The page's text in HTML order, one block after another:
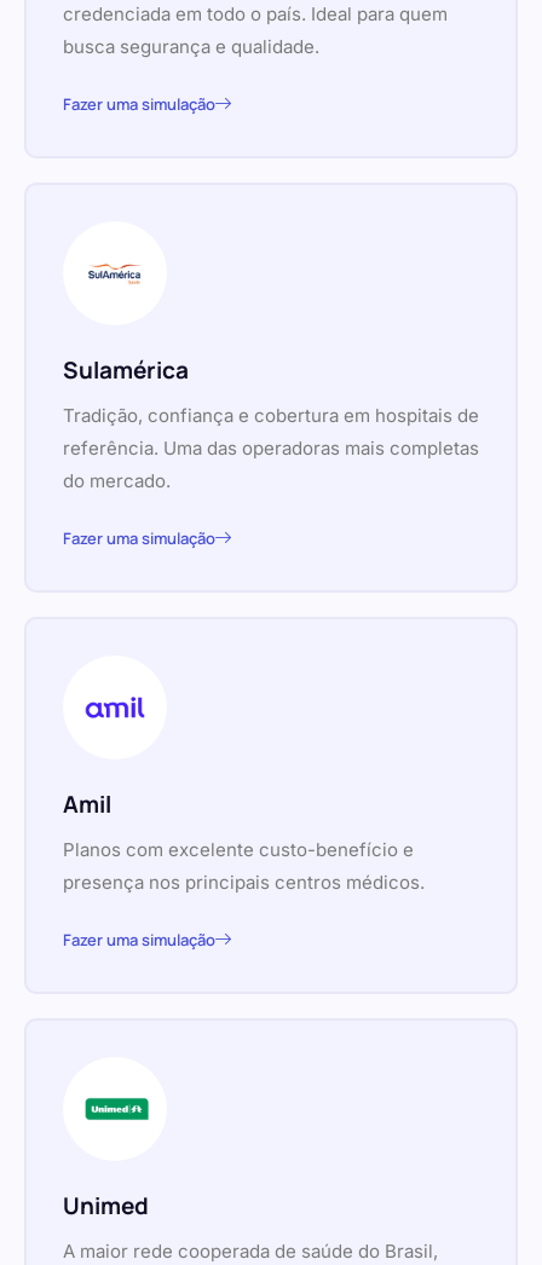
credenciada em todo o país. Ideal para quem
busca segurança e qualidade.
Fazer uma simulação
Sulamérica
Tradição, confiança e cobertura em hospitais de
referência. Uma das operadoras mais completas
do mercado.
Fazer uma simulação
Amil
Planos com excelente custo-benefício e
presença nos principais centros médicos.
Fazer uma simulação
Unimed
A maior rede cooperada de saúde do Brasil,